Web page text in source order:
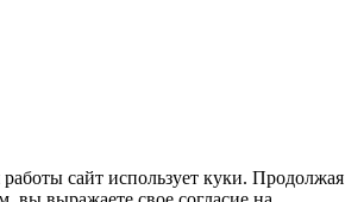
сайт использует куки. Продолжая